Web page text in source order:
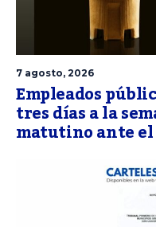
7 agosto, 2026
Empleados
tres días a la
matutino ante